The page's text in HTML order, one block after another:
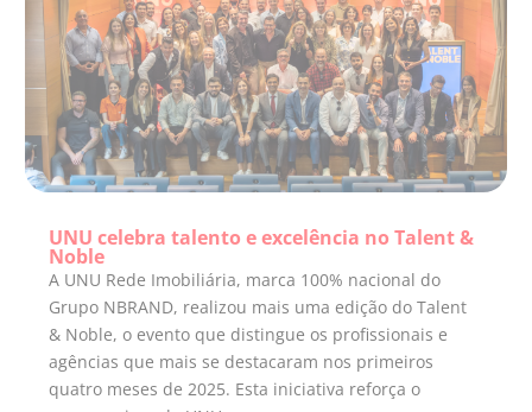
UNU celebra talento e excelência no Talent &
Noble
A UNU Rede Imobiliária, marca 100% nacional do
Grupo NBRAND, realizou mais uma edição do Talent
& Noble, o evento que distingue os profissionais e
agências que mais se destacaram nos primeiros
quatro meses de 2025. Esta iniciativa reforça o